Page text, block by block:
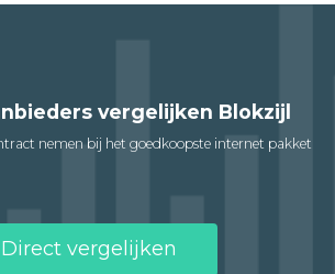
vergelijken Blokzijl
nemen bij het goedkoopste internet pakket
Direct vergelijken